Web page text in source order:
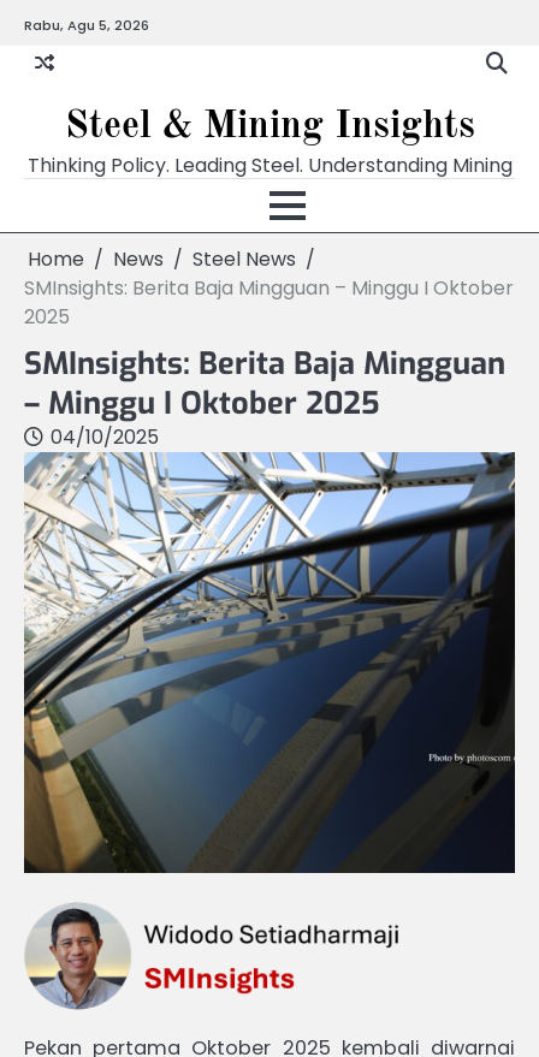
content
Rabu, Agu 5, 2026
Steel & Mining Insights
Thinking Policy. Leading Steel. Understanding Mining
Home News
Steel News
SMInsights: Berita Baja Mingguan – Minggu I Oktober
2025
SMInsights: Berita Baja Mingguan
– Minggu I Oktober 2025
04/10/2025
Pekan pertama Oktober 2025 kembali diwarnai